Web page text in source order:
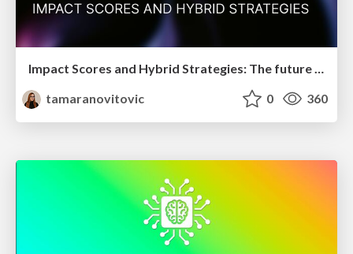
Impact Scores and Hybrid Strategies: The future of link building
tamaranovitovic
0 360